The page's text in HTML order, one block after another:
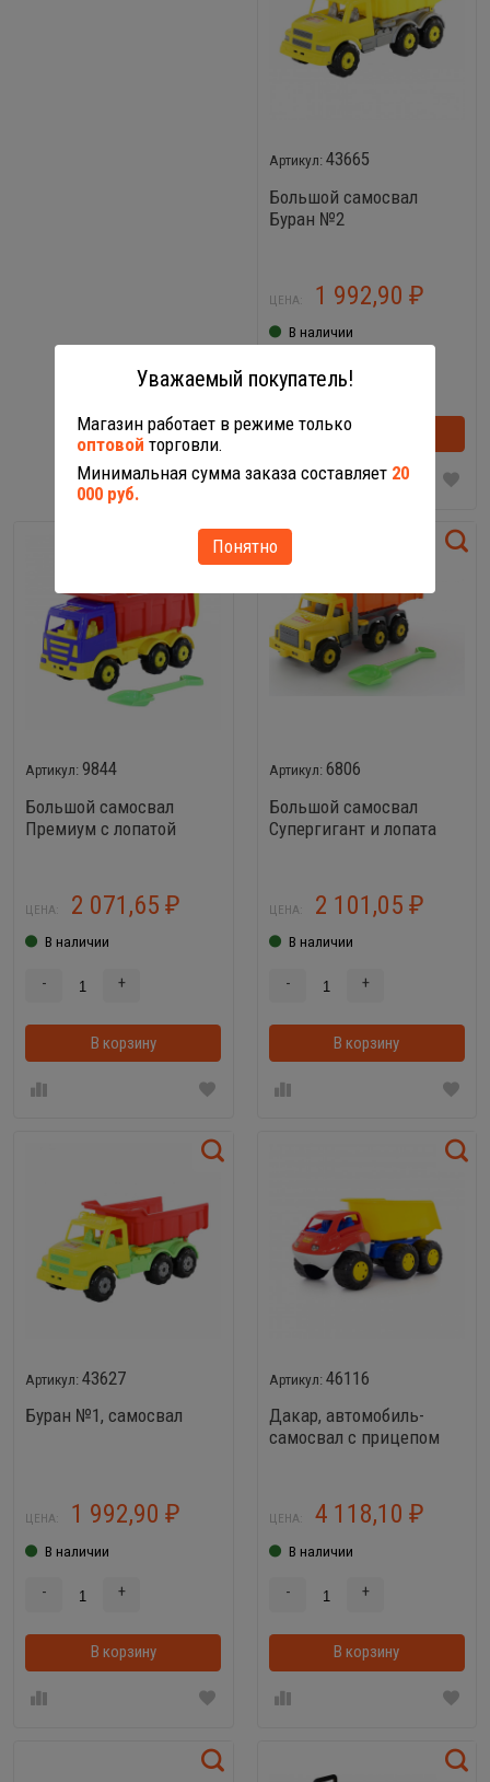
43665
Большой самосвал
Буран №2
ЦЕНА: 1 992,90 ₽
В наличии
-
В корзину
9844
Большой самосвал
Премиум с лопатой
ЦЕНА: 2 071,65 ₽
В наличии
- +
В корзину В корзинке
6806
Большой самосвал
Супергигант и лопата
ЦЕНА: 2 101,05 ₽
В наличии
- +
В корзину
43627
Буран №1, самосвал
ЦЕНА: 1 992,90 ₽
В наличии
- +
В корзину В корзинке
46116
Дакар, автомобиль-
самосвал с прицепом
ЦЕНА: 4 118,10 ₽
В наличии
- +
В корзину
Уважаемый покупатель!
Магазин работает в режиме только
оптовой торговли.
Минимальная сумма заказа составляет 20
000 руб.
Понятно